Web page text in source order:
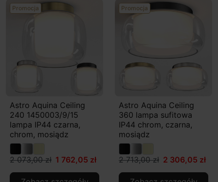
Promocja
Astro Aquina Ceiling
240 1450003/9/15
lampa IP44 czarna,
chrom, mosiądz
2 073,00 zł 1 762,05 zł
Promocja
Astro Aquina Ceiling
360 lampa sufitowa
IP44 chrom, czarna,
mosiądz
2 713,00 zł 2 306,05 zł